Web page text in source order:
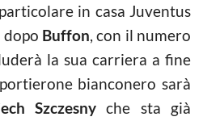
in casa Juventus
dopo Buffon, con il numero
la sua carriera a fine
bianconero sarà
Szczesnyche sta già